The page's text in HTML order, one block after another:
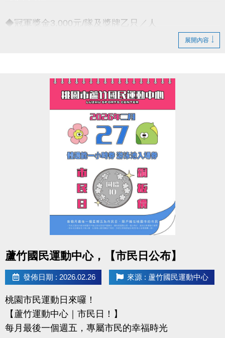
◆冠軍獎金3,000元/隊及獎牌乙只／人
小編無受理線上報名 詳細競賽規程請 #掃描海報 QR
或 ◆網址 https://reurl.cc/VmyZo5
以下為完整賽事資訊與注意事項，請參賽選手務必詳
----------------------------------------------
◆報名時間：即日起至 4/2（四）
◆報名方式：1F 櫃台臨櫃報名
◆保證金：$100／人（報到後退還）
◆報名請攜帶身分證影本或戶口名簿
----------------------------------------------
【#賽程公告】
◆4/6（一）可至臉書或 IG 查看
【#比賽組別】男雙 女雙
國小中年級組 國小高年級組 國中組
---------------------------------------------
展開內容
蘆竹國民運動中心，【市民日公布】
發佈日期 : 2026.02.26 來源 : 蘆竹國民運動中心
桃園市民運動日來囉！
【蘆竹運動中心｜市民日！】
每月最後一個週五，專屬市民的幸福時光